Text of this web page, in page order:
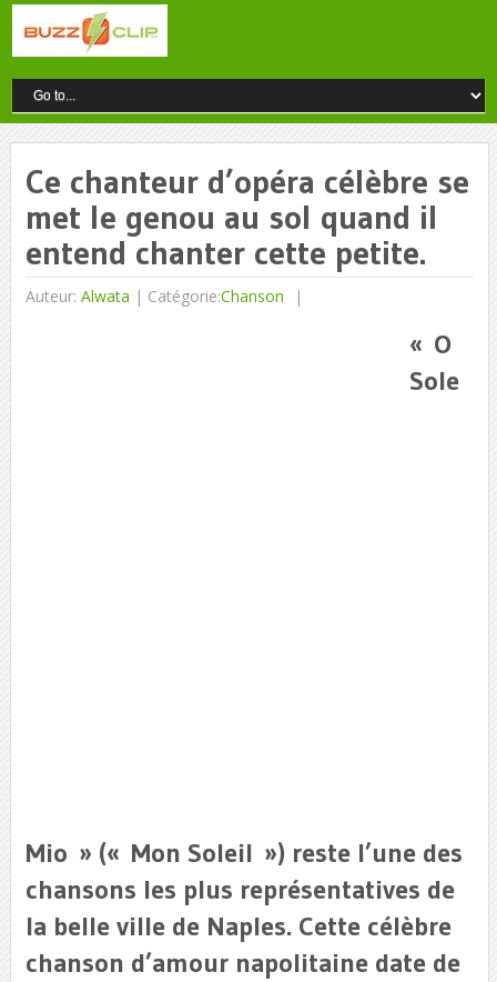
Ce chanteur d’opéra célèbre se
met le genou au sol quand il
entend chanter cette petite.
Auteur: Alwata | Catégorie:Chanson
« O
Sole
Mio » (« Mon Soleil ») reste l’une des
chansons les plus représentatives de
la belle ville de Naples. Cette célèbre
chanson d’amour napolitaine date de